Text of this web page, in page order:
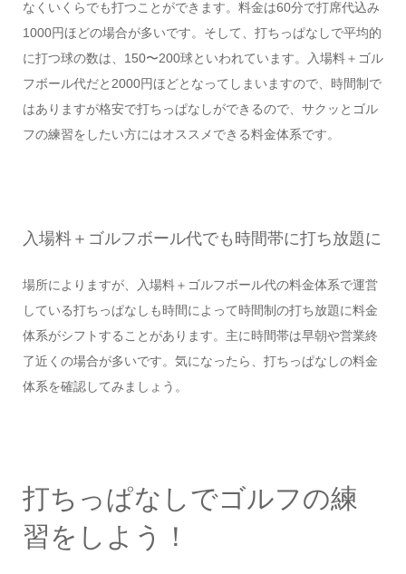
なくいくらでも打つことができます。料金は60分で打席代込み
1000円ほどの場合が多いです。そして、打ちっぱなしで平均的
に打つ球の数は、150〜200球といわれています。入場料＋ゴル
フボール代だと2000円ほどとなってしまいますので、時間制で
はありますが格安で打ちっぱなしができるので、サクッとゴル
フの練習をしたい方にはオススメできる料金体系です。
入場料＋ゴルフボール代でも時間帯に打ち放題に
場所によりますが、入場料＋ゴルフボール代の料金体系で運営
している打ちっぱなしも時間によって時間制の打ち放題に料金
体系がシフトすることがあります。主に時間帯は早朝や営業終
了近くの場合が多いです。気になったら、打ちっぱなしの料金
体系を確認してみましょう。
打ちっぱなしでゴルフの練
習をしよう！